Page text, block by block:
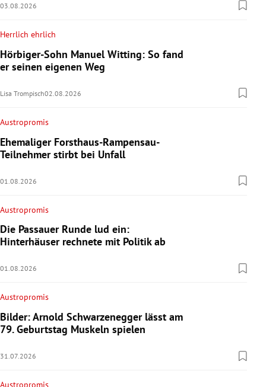
03.08.2026
Herrlich ehrlich
Hörbiger-Sohn Manuel Witting: So fand
er seinen eigenen Weg
Lisa Trompisch02.08.2026
Austropromis
Ehemaliger Forsthaus-Rampensau-
Teilnehmer stirbt bei Unfall
01.08.2026
Austropromis
Die Passauer Runde lud ein:
Hinterhäuser rechnete mit Politik ab
01.08.2026
Austropromis
Bilder: Arnold Schwarzenegger lässt am
79. Geburtstag Muskeln spielen
31.07.2026
Austropromis